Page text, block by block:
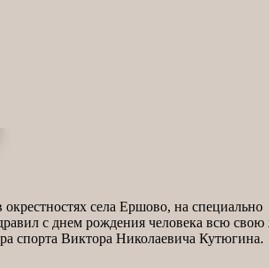
села Ершово, на специально
с днем рождения человека всю свою
спорта Виктора Николаевича Кутюгина.